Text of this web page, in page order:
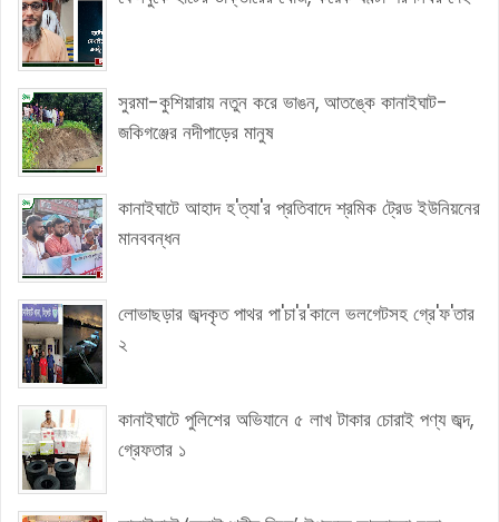
সুরমা-কুশিয়ারায় নতুন করে ভাঙন, আতঙ্কে কানাইঘাট-
জকিগঞ্জের নদীপাড়ের মানুষ
কানাইঘাটে আহাদ হ'ত্যা'র প্রতিবাদে শ্রমিক ট্রেড ইউনিয়নের
মানববন্ধন
লোভাছড়ার জব্দকৃত পাথর পা'চা'র'কালে ভলগেটসহ গ্রে'ফ'তার
২
কানাইঘাটে পুলিশের অভিযানে ৫ লাখ টাকার চোরাই পণ্য জব্দ,
গ্রেফতার ১